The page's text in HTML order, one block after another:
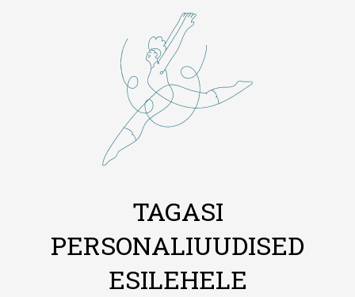
TAGASI
PERSONALIUUDISED
ESILEHELE